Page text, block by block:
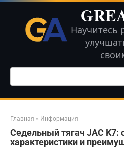
Перейти
контенту
Научитесь
Поиск:
Главная » Информация
Седельный тягач JAC K7:
характеристики и